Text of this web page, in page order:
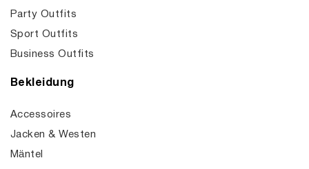
Party Outfits
Sport Outfits
Business Outfits
Bekleidung
Accessoires
Jacken & Westen
Mäntel